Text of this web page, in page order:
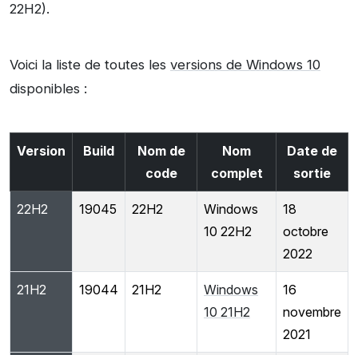
22H2).
Voici la liste de toutes les versions de Windows 10
disponibles :
Version Build
Nom de
code
Nom
complet
Date de
sortie
22H2 19045 22H2
Windows
10 22H2
18
octobre
2022
21H2 19044 21H2
Windows
10 21H2
16
novembre
2021